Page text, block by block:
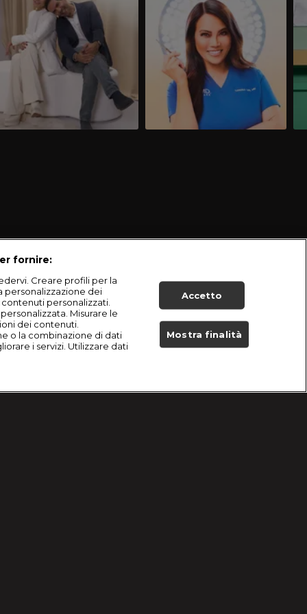
fornire:
Creare profili per la
personalizzazione dei
personalizzati.
Misurare le
dei contenuti.
o la combinazione di dati
i servizi. Utilizzare dati
Accetto
Mostra finalità